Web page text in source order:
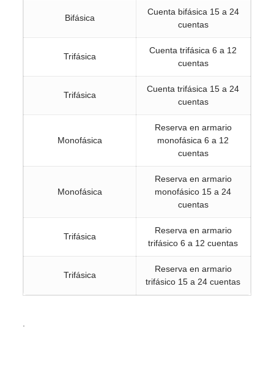
Bifásica
Cuenta bifásica 15 a 24
cuentas
Trifásica
Cuenta trifásica 6 a 12
cuentas
Trifásica
Cuenta trifásica 15 a 24
cuentas
Monofásica
Reserva en armario
monofásica 6 a 12
cuentas
Monofásica
Reserva en armario
monofásico 15 a 24
cuentas
Trifásica
Reserva en armario
trifásico 6 a 12 cuentas
Trifásica
Reserva en armario
trifásico 15 a 24 cuentas